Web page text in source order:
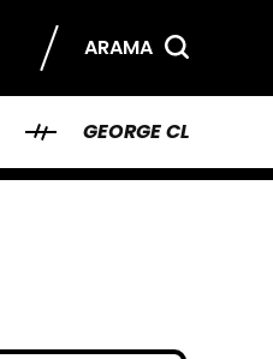
ARAMA
GEORGE CLOONEY